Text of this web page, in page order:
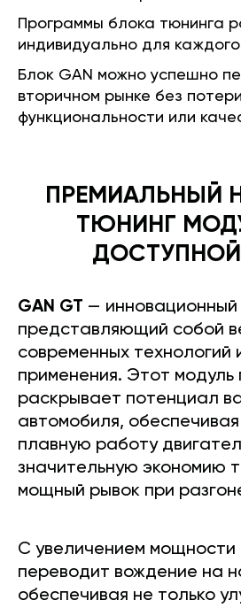
Программы блока тюнинга
индивидуально для
Блок GAN можно успешно
вторичном рынке без потери
функциональности или
ПРЕМИАЛЬНЫЙ
ТЮНИНГ
ДОСТУПНОЙ
GAN GT — инновационный
представляющий собой
современных технологий
применения. Этот модуль
раскрывает потенциал
автомобиля,
плавную работу
значительную экономию
мощный рывок при
С увеличением мощности
переводит вождение на
обеспечивая не только